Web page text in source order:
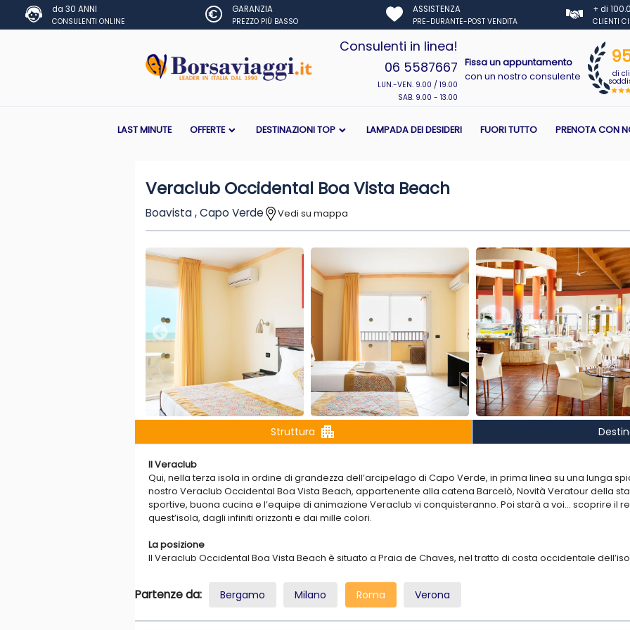
da 30 ANNI
CONSULENTI ONLINE
GARANZIA
PREZZO PIÙ BASSO
ASSISTENZA
PRE-DURANTE-POST VENDITA
+ di
CLIENTI
Consulenti in linea!
06 5587667
LUN.-VEN. 9.00 / 19.00
SAB. 9.00 - 13.00
Fissa un appuntamento
con un nostro consulente
di
LAST MINUTE OFFERTE DESTINAZIONI TOP LAMPADA DEI DESIDERI FUORI TUTTO PRENOTA CON
Veraclub Occidental Boa Vista Beach
Boavista , Capo Verde Vedi su mappa
Struttura apartment
Il Veraclub
Qui, nella terza isola in ordine di grandezza dell’arcipelago di Capo Verde, in prima linea su una lunga
nostro Veraclub Occidental Boa Vista Beach, appartenente alla catena Barcelò, Novità Veratour della
sportive, buona cucina e l’equipe di animazione Veraclub vi conquisteranno. Poi starà a voi… scoprire il
quest’isola, dagli infiniti orizzonti e dai mille colori.
La posizione
Il Veraclub Occidental Boa Vista Beach è situato a Praia de Chaves, nel tratto di costa occidentale
I Servizi
Ristorante principale a buffet, ristorante à la carte, vari bar, 3 piscine (di cui una per bambini con giochi
attrezzate con ombrelloni e lettini gratuiti fino ad esaurimento, discoteca e sala conferenze. A
Partenze da: Bergamo Milano Roma Verona